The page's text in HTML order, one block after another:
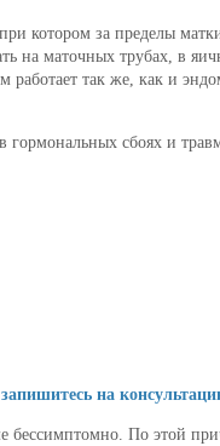
котором за пределы
на маточных трубах, в
работает так же, как и
гормональных сбоях и
на
бессимптомно. По этой